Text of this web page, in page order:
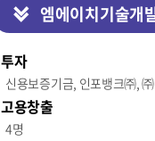
엠에이치기술개
투자
신용보증기금, 인포뱅크㈜,
고용창출
4명